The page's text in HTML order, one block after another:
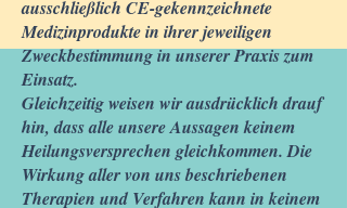
ausschließlich CE-gekennzeichnete
Medizinprodukte in ihrer jeweiligen
Zweckbestimmung in unserer Praxis zum
Einsatz.
Gleichzeitig weisen wir ausdrücklich drauf
hin, dass alle unsere Aussagen keinem
Heilungsversprechen gleichkommen. Die
Wirkung aller von uns beschriebenen
Therapien und Verfahren kann in keinem